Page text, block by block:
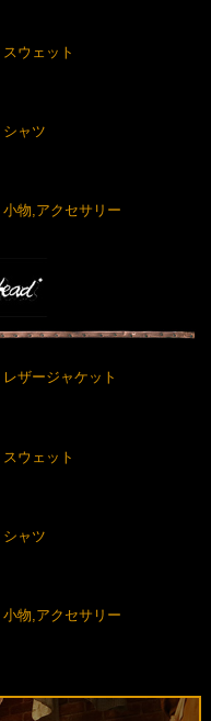
スウェット
シャツ
小物,アクセサリー
レザージャケット
スウェット
シャツ
小物,アクセサリー